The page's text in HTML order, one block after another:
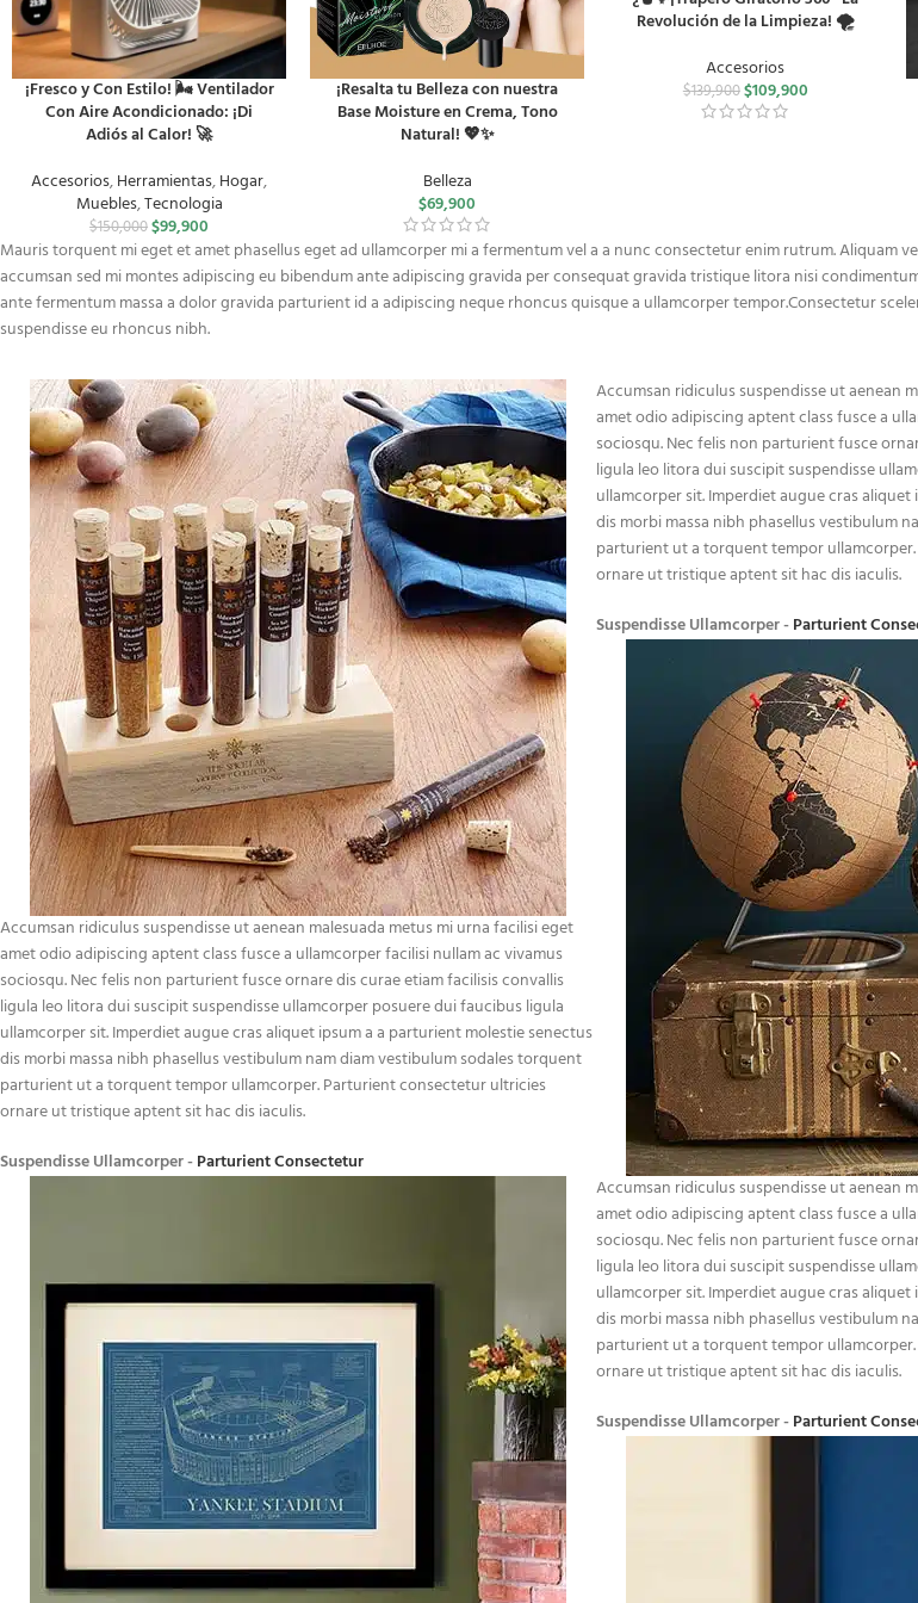
¡Fresco y Con Estilo! 🌬️ Ventilador
Con Aire Acondicionado: ¡Di
Adiós al Calor! 🚀
Accesorios,Herramientas,Hogar,
Muebles,Tecnologia
$150,000$99,900
¡Resalta tu Belleza con nuestra
Base Moisture en Crema, Tono
Natural! 💖✨
Belleza
$69,900
Revolución de la Limpieza! 🌪️
Accesorios
$139,900$109,900
Mauris torquent mi eget et amet phasellus eget ad ullamcorper mi a fermentum vel a a nunc consectetur enim rutrum. Aliquam
accumsan sed mi montes adipiscing eu bibendum ante adipiscing gravida per consequat gravida tristique litora nisi
ante fermentum massa a dolor gravida parturient id a adipiscing neque rhoncus quisque a ullamcorper tempor.Consectetur
suspendisse eu rhoncus nibh.
Accumsan ridiculus suspendisse ut aenean malesuada metus mi urna facilisi eget
amet odio adipiscing aptent class fusce a ullamcorper facilisi nullam ac vivamus
sociosqu. Nec felis non parturient fusce ornare dis curae etiam facilisis convallis
ligula leo litora dui suscipit suspendisse ullamcorper posuere dui faucibus ligula
ullamcorper sit. Imperdiet augue cras aliquet ipsum a a parturient molestie senectus
dis morbi massa nibh phasellus vestibulum nam diam vestibulum sodales torquent
parturient ut a torquent tempor ullamcorper. Parturient consectetur ultricies
ornare ut tristique aptent sit hac dis iaculis.
Suspendisse Ullamcorper -Parturient Consectetur
Accumsan ridiculus suspendisse ut aenean
amet odio adipiscing aptent class fusce a
sociosqu. Nec felis non parturient fusce
ligula leo litora dui suscipit suspendisse
ullamcorper sit. Imperdiet augue cras
dis morbi massa nibh phasellus vestibulum
parturient ut a torquent tempor
ornare ut tristique aptent sit hac dis iaculis.
Suspendisse Ullamcorper -Parturient
Accumsan ridiculus suspendisse ut aenean
amet odio adipiscing aptent class fusce a
sociosqu. Nec felis non parturient fusce
ligula leo litora dui suscipit suspendisse
ullamcorper sit. Imperdiet augue cras
dis morbi massa nibh phasellus vestibulum
parturient ut a torquent tempor
ornare ut tristique aptent sit hac dis iaculis.
Suspendisse Ullamcorper -Parturient